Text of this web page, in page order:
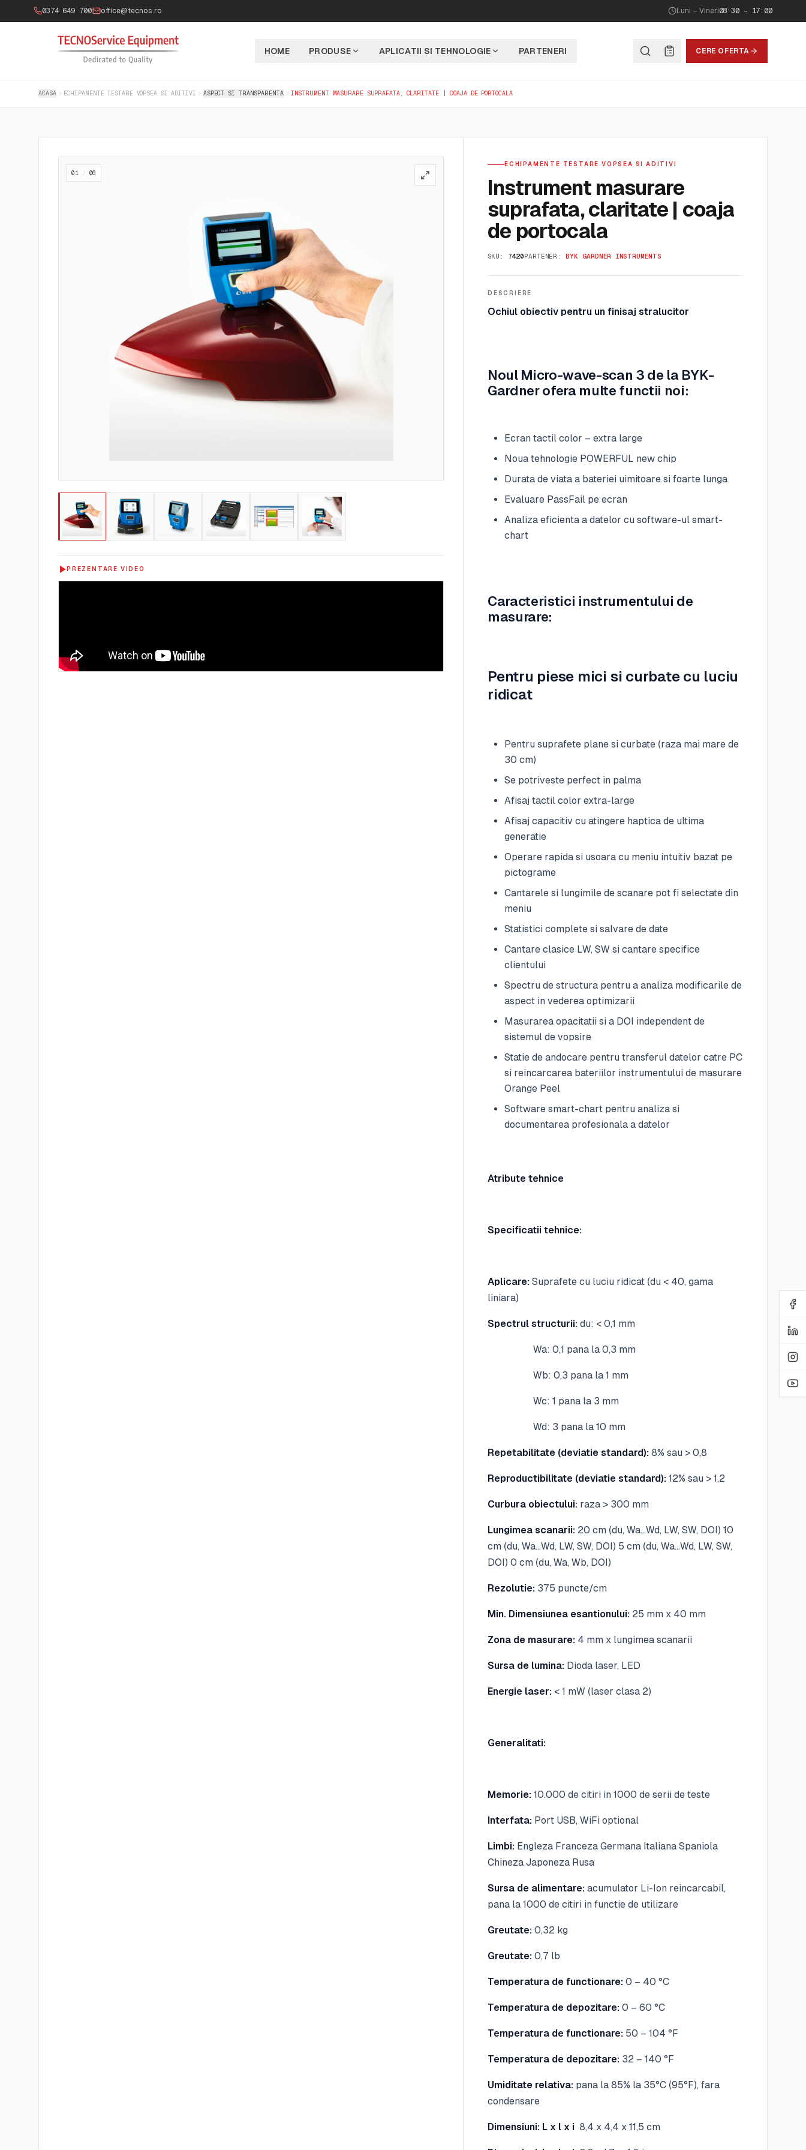
0374 649 700 office@tecnos.ro Luni – Vineri08:30 – 17:00
HOME PRODUSE APLICATII SI TEHNOLOGIE PARTENERI CERE OFERTA
ACASA ECHIPAMENTE TESTARE VOPSEA SI ADITIVI ASPECT SI TRANSPARENTA INSTRUMENT MASURARE SUPRAFATA, CLARITATE | COAJA DE PORTOCALA
01 / 06
PREZENTARE VIDEO
ECHIPAMENTE TESTARE VOPSEA SI ADITIVI
Instrument masurare
suprafata, claritate | coaja
de portocala
SKU: 7420PARTENER: BYK GARDNER INSTRUMENTS
DESCRIERE
Ochiul obiectiv pentru un finisaj stralucitor
Noul Micro-wave-scan 3 de la BYK-
Gardner ofera multe functii noi:
Ecran tactil color – extra large
Noua tehnologie POWERFUL new chip
Durata de viata a bateriei uimitoare si foarte lunga
Evaluare PassFail pe ecran
Analiza eficienta a datelor cu software-ul smart-
chart
Caracteristici instrumentului de
masurare:
Pentru piese mici si curbate cu luciu
ridicat
Pentru suprafete plane si curbate (raza mai mare de
30 cm)
Se potriveste perfect in palma
Afisaj tactil color extra-large
Afisaj capacitiv cu atingere haptica de ultima
generatie
Operare rapida si usoara cu meniu intuitiv bazat pe
pictograme
Cantarele si lungimile de scanare pot fi selectate din
meniu
Statistici complete si salvare de date
Cantare clasice LW, SW si cantare specifice
clientului
Spectru de structura pentru a analiza modificarile de
aspect in vederea optimizarii
Masurarea opacitatii si a DOI independent de
sistemul de vopsire
Statie de andocare pentru transferul datelor catre PC
si reincarcarea bateriilor instrumentului de masurare
Orange Peel
Software smart-chart pentru analiza si
documentarea profesionala a datelor
Atribute tehnice
Specificatii tehnice:
Aplicare: Suprafete cu luciu ridicat (du < 40, gama
liniara)
Spectrul structurii: du: < 0,1 mm
Wa: 0,1 pana la 0,3 mm
Wb: 0,3 pana la 1 mm
Wc: 1 pana la 3 mm
Wd: 3 pana la 10 mm
Repetabilitate (deviatie standard): 8% sau > 0,8
Reproductibilitate (deviatie standard): 12% sau > 1,2
Curbura obiectului: raza > 300 mm
Lungimea scanarii: 20 cm (du, Wa…Wd, LW, SW, DOI) 10
cm (du, Wa…Wd, LW, SW, DOI) 5 cm (du, Wa…Wd, LW, SW,
DOI) 0 cm (du, Wa, Wb, DOI)
Rezolutie: 375 puncte/cm
Min. Dimensiunea esantionului: 25 mm x 40 mm
Zona de masurare: 4 mm x lungimea scanarii
Sursa de lumina: Dioda laser, LED
Energie laser: < 1 mW (laser clasa 2)
Generalitati:
Memorie: 10.000 de citiri in 1000 de serii de teste
Interfata: Port USB, WiFi optional
Limbi: Engleza Franceza Germana Italiana Spaniola
Chineza Japoneza Rusa
Sursa de alimentare: acumulator Li-Ion reincarcabil,
pana la 1000 de citiri in functie de utilizare
Greutate: 0,32 kg
Greutate: 0,7 lb
Temperatura de functionare: 0 – 40 °C
Temperatura de depozitare: 0 – 60 °C
Temperatura de functionare: 50 – 104 °F
Temperatura de depozitare: 32 – 140 °F
Umiditate relativa: pana la 85% la 35°C (95°F), fara
condensare
Dimensiuni: L x l x i8,4 x 4,4 x 11,5 cm